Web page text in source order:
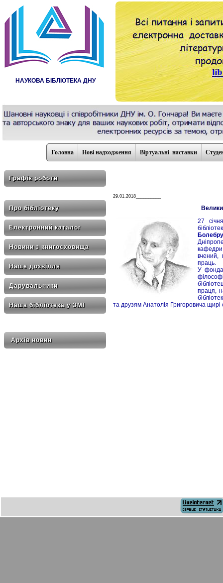
НАУКОВА БІБЛІОТЕКА ДНУ
Головна Нові надходження Віртуальні виставки
Графік роботи
Про бібліотеку
Електронний каталог
Новини з книгосховища
Наше дозвілля
Дарувальники
Наша бібліотека у ЗМІ
Архів новин
29.01.2018__________
27
кафедри
вчений,
праць.
У
праця,
та друзям Анатолія Григоровича щирі